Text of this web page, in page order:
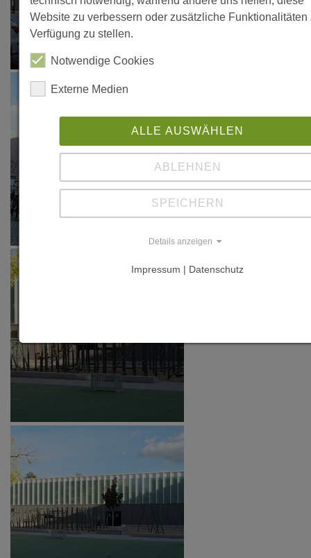
Website zu verbessern oder zusätzliche Funktionalitäten
Verfügung zu stellen.
Notwendige Cookies
Externe Medien
ALLE AUSWÄHLEN
ABLEHNEN
SPEICHERN
Details anzeigen
Impressum | Datenschutz